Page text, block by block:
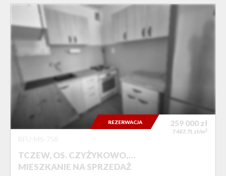
TCZEW, OS. CZYŻYKOWO,…
MIESZKANIE NA SPRZEDAŻ
259 000 zł
7 487,71 zł/m2
REZERWACJA